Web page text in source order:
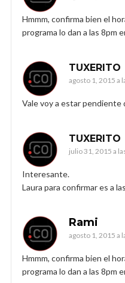
Hmmm, confirma bien el
programa lo dan a las 8pm
TUXERITO
agosto 1, 2015 a
Vale voy a estar pendiente
TUXERITO
julio 31, 2015 a
Interesante.
Laura para confirmar es a
Rami
agosto 1, 2015 a
Hmmm, confirma bien el
programa lo dan a las 8pm